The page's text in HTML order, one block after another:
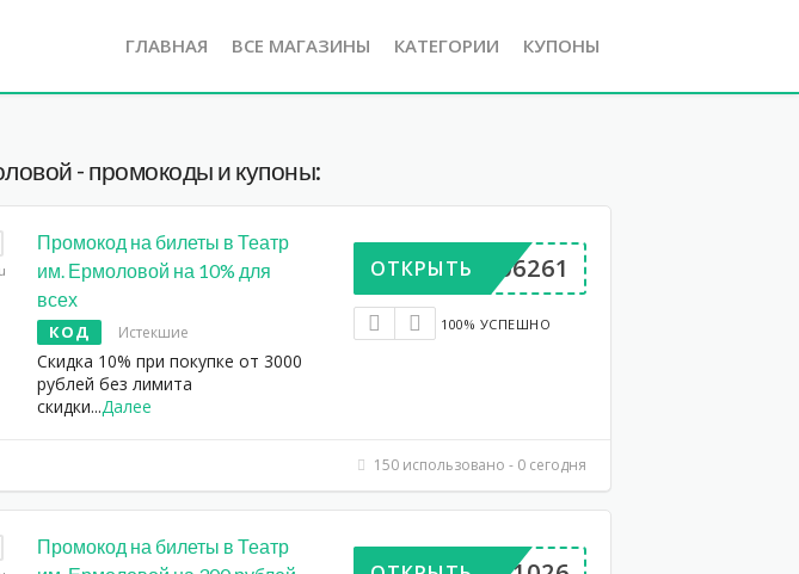
ГЛАВНАЯ ВСЕ МАГАЗИНЫ КАТЕГОРИИ КУПОНЫ
- промокоды и купоны:
Промокод на билеты в Театр
им. Ермоловой на 10% для
всех
КОД Истекшие
Скидка 10% при покупке от 3000
рублей без лимита
скидки...Далее
BP906261
ОТКРЫТЬ
100% УСПЕШНО
150 использовано - 0 сегодня
Промокод на билеты в Театр